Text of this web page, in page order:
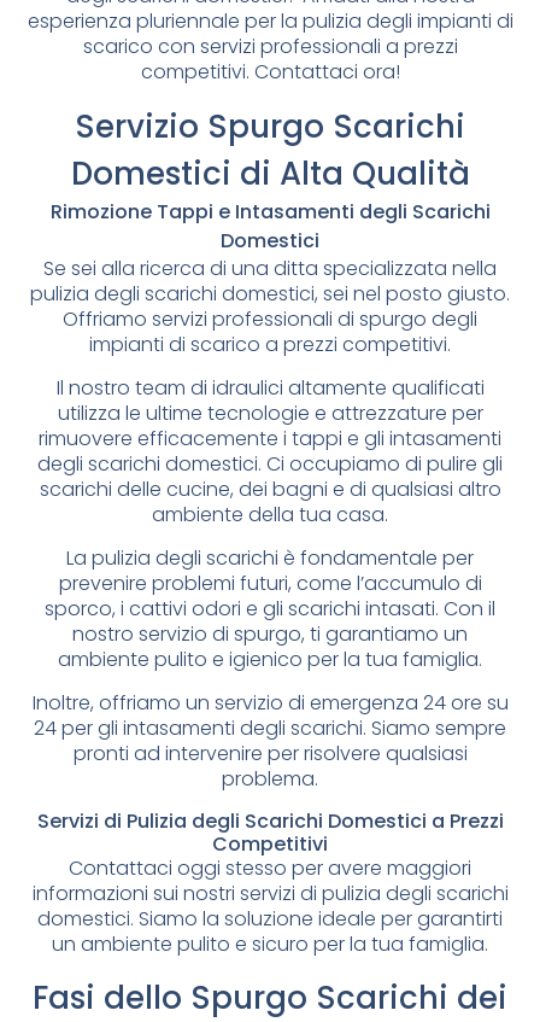
esperienza pluriennale per la pulizia degli impianti di
scarico con servizi professionali a prezzi
competitivi. Contattaci ora!
Servizio Spurgo Scarichi
Domestici di Alta Qualità
Rimozione Tappi e Intasamenti degli Scarichi
Domestici
Se sei alla ricerca di una ditta specializzata nella
pulizia degli scarichi domestici, sei nel posto giusto.
Offriamo servizi professionali di spurgo degli
impianti di scarico a prezzi competitivi.
Il nostro team di idraulici altamente qualificati
utilizza le ultime tecnologie e attrezzature per
rimuovere efficacemente i tappi e gli intasamenti
degli scarichi domestici. Ci occupiamo di pulire gli
scarichi delle cucine, dei bagni e di qualsiasi altro
ambiente della tua casa.
La pulizia degli scarichi è fondamentale per
prevenire problemi futuri, come l’accumulo di
sporco, i cattivi odori e gli scarichi intasati. Con il
nostro servizio di spurgo, ti garantiamo un
ambiente pulito e igienico per la tua famiglia.
Inoltre, offriamo un servizio di emergenza 24 ore su
24 per gli intasamenti degli scarichi. Siamo sempre
pronti ad intervenire per risolvere qualsiasi
problema.
Servizi di Pulizia degli Scarichi Domestici a Prezzi
Competitivi
Contattaci oggi stesso per avere maggiori
informazioni sui nostri servizi di pulizia degli scarichi
domestici. Siamo la soluzione ideale per garantirti
un ambiente pulito e sicuro per la tua famiglia.
Fasi dello Spurgo Scarichi dei